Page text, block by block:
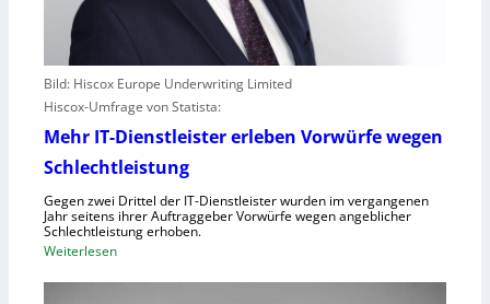
Bild: Hiscox Europe Underwriting Limited
Hiscox-Umfrage von Statista:
Mehr IT-Dienstleister erleben Vorwürfe wegen
Schlechtleistung
Gegen zwei Drittel der IT-Dienstleister wurden im vergangenen
Jahr seitens ihrer Auftraggeber Vorwürfe wegen angeblicher
Schlechtleistung erhoben.
Weiterlesen: